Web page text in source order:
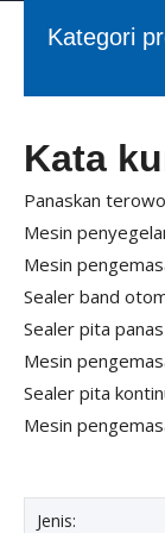
Kategori
Kata
Panaskan
Mesin
Mesin
Sealer band
Sealer pita panas
Mesin
Sealer pita
Mesin
Jenis: